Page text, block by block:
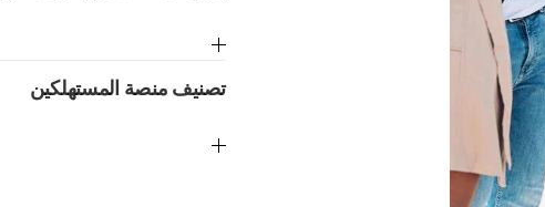
تصنيف منصة المستهلكين